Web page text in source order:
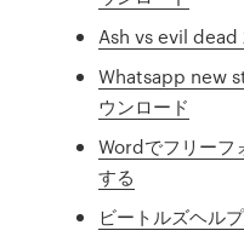
Ash vs evil dead
Whatsapp new
ウンロード
Wordでフリーフ
する
ビートルズヘル